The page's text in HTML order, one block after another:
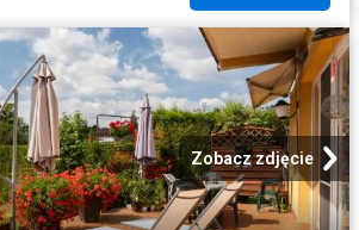
Zobacz zdjęcie